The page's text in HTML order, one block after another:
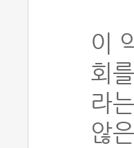
이
회
라
않